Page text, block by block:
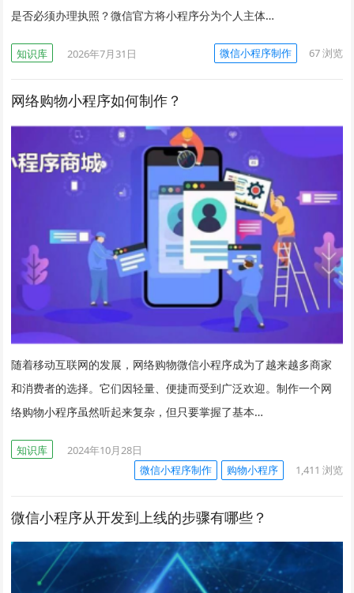
是否必须办理执照？微信官方将小程序分为个人主体…
知识库 2026年7月31日 微信小程序制作 67浏览
网络购物小程序如何制作？
随着移动互联网的发展，网络购物微信小程序成为了越来越多商家
和消费者的选择。它们因轻量、便捷而受到广泛欢迎。制作一个网
络购物小程序虽然听起来复杂，但只要掌握了基本…
知识库
2024年10月28日
微信小程序制作
购物小程序 1,411 浏览
微信小程序从开发到上线的步骤有哪些？